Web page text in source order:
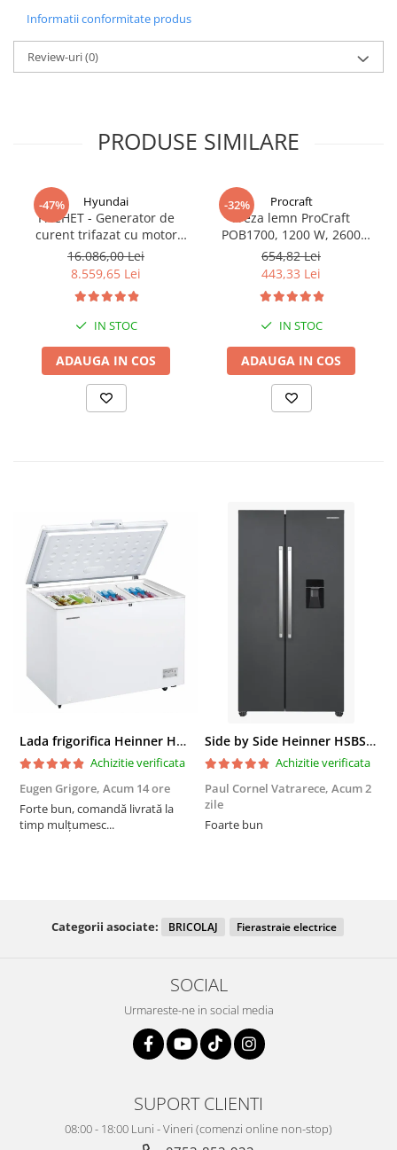
Informatii conformitate produs
Review-uri(0)
PRODUSE SIMILARE
-47% Hyundai
PACHET - Generator de
curent trifazat cu motor
diesel Hyundai DHY8600SE-
T, putere motor 12 CP,
Putere maxima 7.9 kVA,
tensiune 380 / 220 V +
Automatizare trifazata
ATS12-3P
16.086,00 Lei
8.559,65 Lei
IN STOC
ADAUGA IN COS
-32% Procraft
Freza lemn ProCraft
POB1700, 1200 W, 2600
Rpm cu 12 freze pentru
lemn incluse in pachet
654,82 Lei
443,33 Lei
IN STOC
ADAUGA IN COS
Lada frigorifica Heinner HCF-287CNHE++, 287 l, Clasa E, Compresor inverter, Iluminare LED, Functionalitate frigider, Alb
Achizitie verificata
Eugen Grigore, Acum 14 ore
Forte bun, comandă livrată la
timp mulțumesc...
Side by Side Heinner HSBS-HM439NFINVDGWDE++, Total No Frost, Compresor Inverter, Dozator Apa, Display Touch LED, 439 L, Clasa E, Gri Antracit Texturat
Achizitie verificata
Paul Cornel Vatrarece, Acum 2
zile
Foarte bun
Categorii asociate: BRICOLAJ Fierastraie electrice
SOCIAL
Urmareste-ne in social media
SUPORT CLIENTI
08:00 - 18:00 Luni - Vineri (comenzi online non-stop)